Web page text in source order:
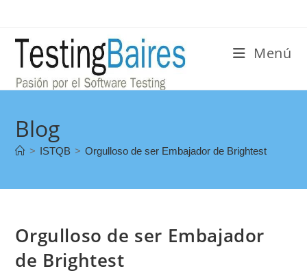
Menú
Blog
> ISTQB > Orgulloso de ser Embajador de Brightest
Orgulloso de ser Embajador
de Brightest